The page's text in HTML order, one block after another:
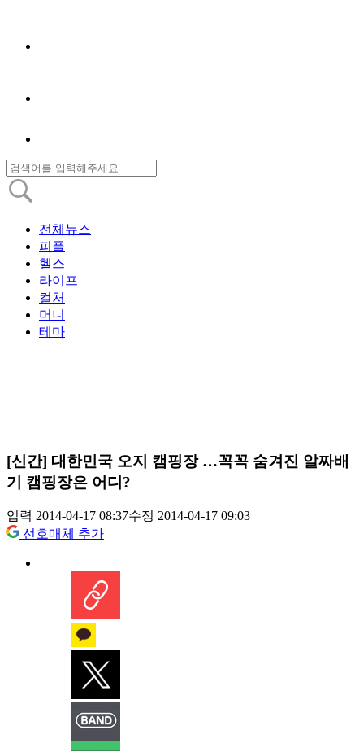
전체뉴스
피플
헬스
라이프
컬처
머니
테마
[신간] 대한민국 오지 캠핑장 …꼭꼭 숨겨진 알짜배
기 캠핑장은 어디?
입력 2014-04-17 08:37수정 2014-04-17 09:03
선호매체 추가